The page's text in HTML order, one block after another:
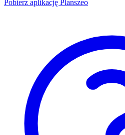
Pobierz aplikację Planszeo